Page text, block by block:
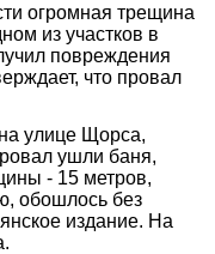
огромная трещина
из участков в
повреждения
что провал
улице Щорса,
ушли баня,
- 15 метров,
обошлось без
издание. На